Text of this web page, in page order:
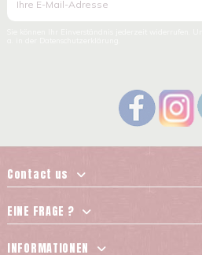
Contact us
EINE FRAGE ?
INFORMATIONEN